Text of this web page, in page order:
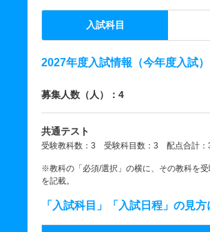
入試科目
2027年度入試情報（今年度入試）
募集人数（人）：4
共通テスト
受験教科数：3 受験科目数：3 配点合計：
※教科の「必須/選択」の横に、その教科を
を記載。
「入試科目」「入試日程」の見方